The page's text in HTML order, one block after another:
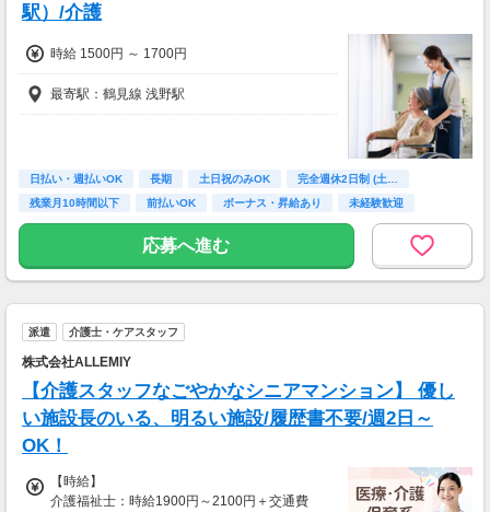
駅）/介護
時給 1500円 ～ 1700円
最寄駅：鶴見線 浅野駅
日払い・週払いOK 長期 土日祝のみOK
完全週休2日制 (土…
残業月10時間以下
前払いOK ボーナス・昇給あり
未経験歓迎
主婦(夫)歓迎
応募へ進む
派遣 介護士・ケアスタッフ
株式会社ALLEMIY
【介護スタッフなごやかなシニアマンション】 優し
い施設長のいる、明るい施設/履歴書不要/週2日～
OK！
【時給】
介護福祉士：時給1900円～2100円＋交通費